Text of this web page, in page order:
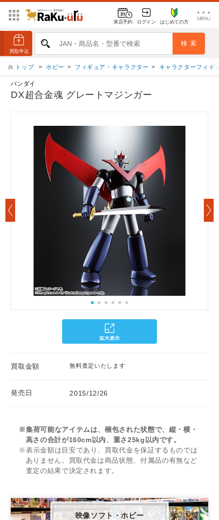
来店予約 ログイン はじめての方
トップ > ホビー > フィギュア・キャラクター > キャラクターフィギ
バンダイ
DX超合金魂 グレートマジンガー
買取金額 無料査定いたします
発売日 2015/12/26
※集荷可能なアイテムは、梱包された状態で、縦・横・
高さの合計が160cm以内、重さ25kg以内です。
※表示金額は目安であり、買取代金を保証するものでは
ありません。買取代金は商品状態、付属品の有無など
査定の結果で決定されます。
映像ソフト・ホビー